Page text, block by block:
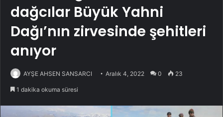
dağcılar Büyük Yahni
Dağı’nın zirvesinde şehitleri
anıyor
AYŞE AHSEN SANSARCI Aralık 4, 2022 0 23
1 dakika okuma süresi